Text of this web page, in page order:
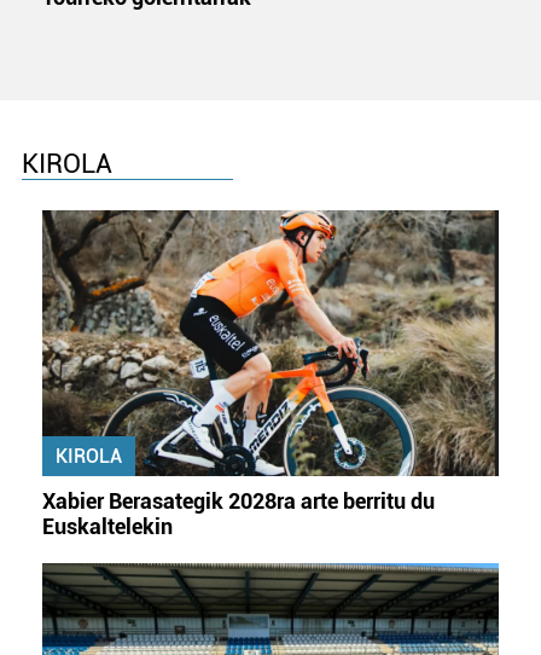
KIROLA
KIROLA
Xabier Berasategik 2028ra arte berritu du
Euskaltelekin